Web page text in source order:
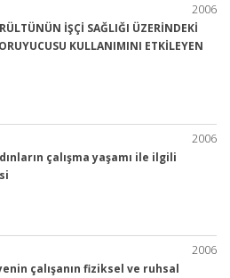
2006
İŞÇİ SAĞLIĞI ÜZERİNDEKİ
KULLANIMINI ETKİLEYEN
2006
çalışma yaşamı ile ilgili
2006
çalışanın fiziksel ve ruhsal